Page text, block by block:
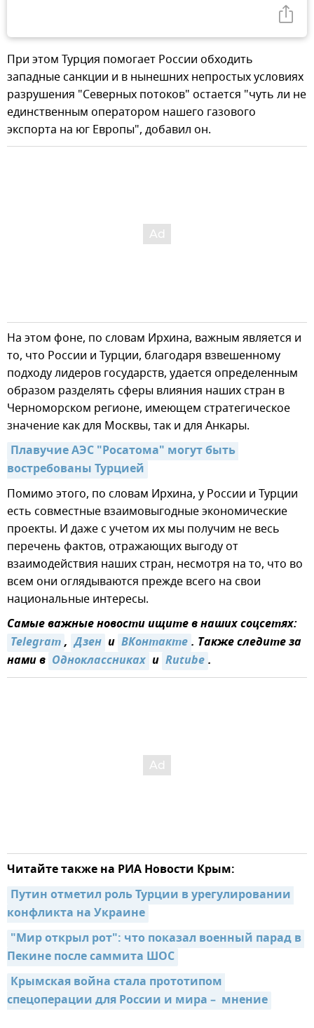
При этом Турция помогает России обходить
западные санкции и в нынешних непростых условиях
разрушения "Северных потоков" остается "чуть ли не
единственным оператором нашего газового
экспорта на юг Европы", добавил он.
На этом фоне, по словам Ирхина, важным является и
то, что России и Турции, благодаря взвешенному
подходу лидеров государств, удается определенным
образом разделять сферы влияния наших стран в
Черноморском регионе, имеющем стратегическое
значение как для Москвы, так и для Анкары.
Плавучие АЭС "Росатома" могут быть
востребованы Турцией
Помимо этого, по словам Ирхина, у России и Турции
есть совместные взаимовыгодные экономические
проекты. И даже с учетом их мы получим не весь
перечень фактов, отражающих выгоду от
взаимодействия наших стран, несмотря на то, что во
всем они оглядываются прежде всего на свои
национальные интересы.
Самые важные новости ищите в наших соцсетях:
Telegram, Дзен и ВКонтакте. Также следите за
нами в Одноклассниках и Rutube.
Читайте также на РИА Новости Крым:
Путин отметил роль Турции в урегулировании
конфликта на Украине
"Мир открыл рот": что показал военный парад в
Пекине после саммита ШОС
Крымская война стала прототипом
спецоперации для России и мира –  мнение